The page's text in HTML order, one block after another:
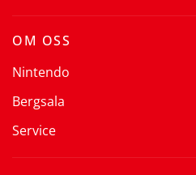
OM OSS
Nintendo
Bergsala
Service